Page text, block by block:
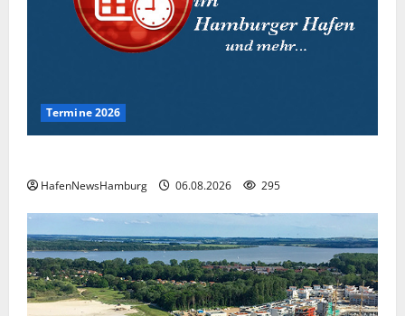
Termine 2026
HafenNewsHamburg 06.08.2026 295